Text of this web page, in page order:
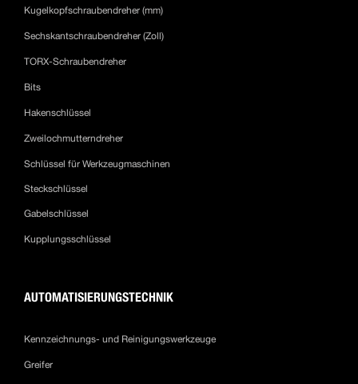
Kugelkopfschraubendreher (mm)
Sechskantschraubendreher (Zoll)
TORX-Schraubendreher
Bits
Hakenschlüssel
Zweilochmutterndreher
Schlüssel für Werkzeugmaschinen
Steckschlüssel
Gabelschlüssel
Kupplungsschlüssel
AUTOMATISIERUNGSTECHNIK
Kennzeichnungs- und Reinigungswerkzeuge
Greifer